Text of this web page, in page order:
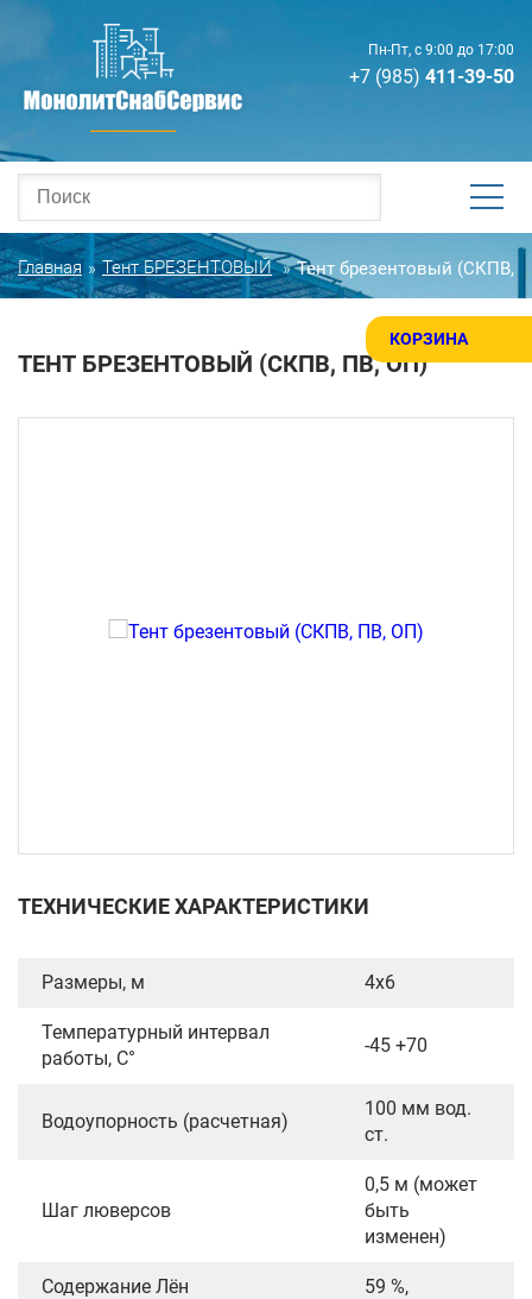
КОРЗИНА
Пн-Пт, с 9:00 до 17:00
+7 (985) 411-39-50
Главная » Тент БРЕЗЕНТОВЫЙ » Тент брезентовый (СКПВ,
ТЕНТ БРЕЗЕНТОВЫЙ (СКПВ, ПВ, ОП)
ТЕХНИЧЕСКИЕ ХАРАКТЕРИСТИКИ
Размеры, м 4х6
Температурный интервал
работы, С°
-45 +70
Водоупорность (расчетная)
100 мм вод.
ст.
Шаг люверсов
0,5 м (может
быть
изменен)
Содержание Лён 59 %,